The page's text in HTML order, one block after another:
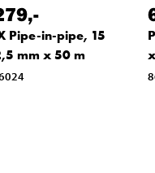
,-
Pipe-in-pipe, 15
mm x 50 m